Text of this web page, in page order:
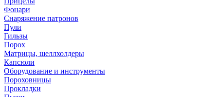
Фонари
Снаряжение патронов
Пули
Гильзы
Порох
Матрицы, шеллхолдеры
Капсюли
Оборудование и инструменты
Пороховницы
Прокладки